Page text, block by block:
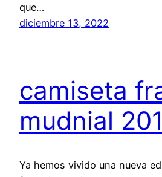
que…
diciembre 13, 2022
camiseta
mudnial
Ya hemos vivido una nueva